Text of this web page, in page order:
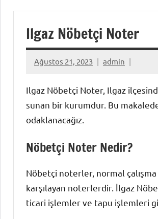
Ilgaz Nöbetçi Noter
Ağustos 21, 2023 admin
Ilgaz Nöbetçi Noter, Ilgaz
sunan bir kurumdur. Bu
odaklanacağız.
Nöbetçi Noter Nedir?
Nöbetçi noterler, normal
karşılayan noterlerdir. İlgaz
ticari işlemler ve tapu işlemleri